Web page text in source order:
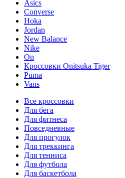
Asics
Converse
Hoka
Jordan
New Balance
Nike
On
Кроссовки Onitsuka Tiger
Puma
Vans
Все кроссовки
Для бега
Для фитнеса
Повседневные
Для прогулок
Для треккинга
Для тенниса
Для футбола
Для баскетбола